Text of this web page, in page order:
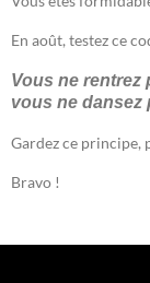
En août, testez ce
Vous ne rentrez
vous ne dansez
Gardez ce
Bravo !